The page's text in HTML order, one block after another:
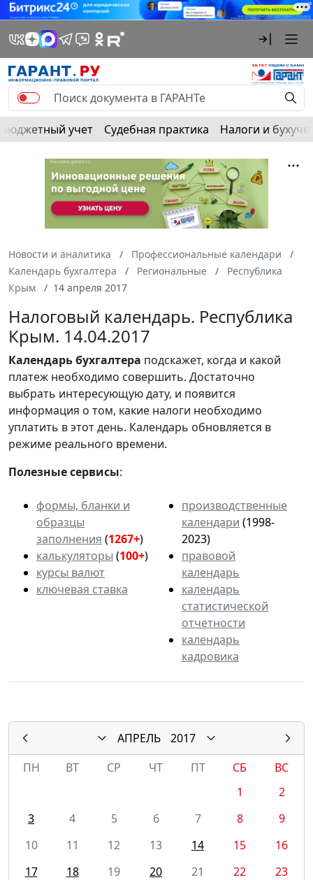
Бюджетный учет Судебная практика Налоги и
Новости и аналитика
Профессиональные календари
Календарь бухгалтера
Региональные
Республика
Крым
14 апреля 2017
Налоговый календарь. Республика
Крым. 14.04.2017
Календарьбухгалтера подскажет, когда и какой
платеж необходимо совершить. Достаточно
выбрать интересующую дату, и появится
информация о том, какие налоги необходимо
уплатить в этот день. Календарь обновляется в
режиме реального времени.
Полезные сервисы:
формы, бланки и
образцы
заполнения (1267+)
калькуляторы (100+)
курсы валют
ключевая ставка
производственные
календари (1998-
2023)
правовой
календарь
календарь
статистической
отчетности
календарь
кадровика
АПРЕЛЬ
2017
ПН
ВТ СР ЧТ ПТ СБ
ВС
1
2
3
4 5 6 7 8
9
10
11 12 13 14 15
16
17
18 19 20 21 22
23